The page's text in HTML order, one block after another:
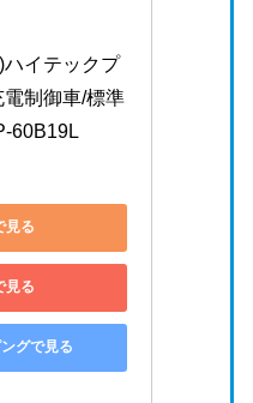
ハイテックプ
電制御車/標準
60B19L
見る
見る
グで見る